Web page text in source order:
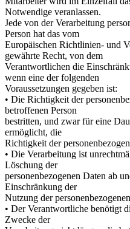
Notwendige veranlassen.
Jede von der Verarbeitung
Person hat das vom
Europäischen Richtlinien- und
gewährte Recht, von dem
Verantwortlichen die
wenn eine der folgenden
Voraussetzungen gegeben ist:
• Die Richtigkeit der
betroffenen Person
bestritten, und zwar für eine
ermöglicht, die
Richtigkeit der
• Die Verarbeitung ist
Löschung der
personenbezogenen Daten ab
Einschränkung der
Nutzung der
• Der Verantwortliche benötigt
Zwecke der